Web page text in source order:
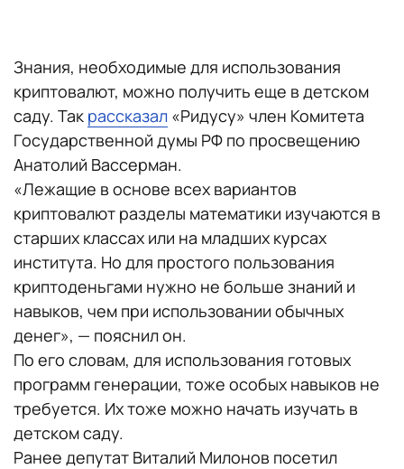
Знания, необходимые для использования
криптовалют, можно получить еще в детском
саду. Так рассказал «Ридусу» член Комитета
Государственной думы РФ по просвещению
Анатолий Вассерман.
«Лежащие в основе всех вариантов
криптовалют разделы математики изучаются в
старших классах или на младших курсах
института. Но для простого пользования
криптоденьгами нужно не больше знаний и
навыков, чем при использовании обычных
денег», — пояснил он.
По его словам, для использования готовых
программ генерации, тоже особых навыков не
требуется. Их тоже можно начать изучать в
детском саду.
Ранее депутат Виталий Милонов посетил